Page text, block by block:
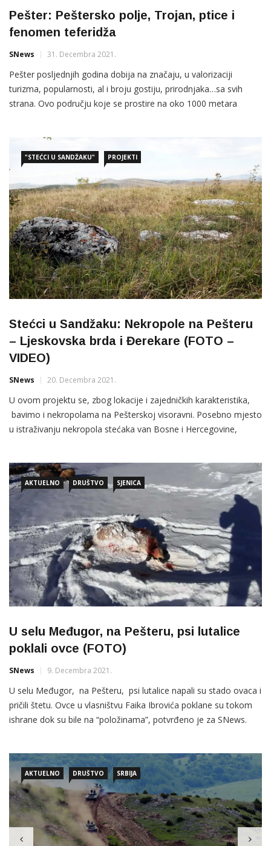
Pešter: Peštersko polje, Trojan, ptice i
fenomen teferidža
SNews 31. Decembra 2021.
Pešter posljednjih godina dobija na značaju, u valorizaciji
turizma, popularnosti, al i broju gostiju, prirodnjaka…sa svih
strana. Ovo području koje se prostire na oko 1000 metara
prirode od
"STEĆCI U SANDŽAKU" PROJEKTI
Stećci u Sandžaku: Nekropole na Pešteru
– Ljeskovska brda i Đerekare (FOTO –
VIDEO)
SNews 20. Decembra 2021.
U ovom projektu se, zbog lokacije i zajedničkih karakteristika,
bavimo i nekropolama na Pešterskoj visoravni. Posebno mjesto
u istraživanju nekropola stećaka van Bosne i Hercegovine,
sahranjivanja svakako prisutan i na tim prostorima. U […]
AKTUELNO DRUŠTVO SJENICA
U selu Međugor, na Pešteru, psi lutalice
poklali ovce (FOTO)
SNews 9. Decembra 2021.
U selu Međugor, na Pešteru, psi lutalice napali su stado ovaca i
pričili štetu. Ovce u vlasništvu Faika Ibrovića poklane su tokom
ishrane dok su bile na “položinama”, potvrđeno je za SNews.
primjetni su i na […]
AKTUELNO DRUŠTVO SRBIJA